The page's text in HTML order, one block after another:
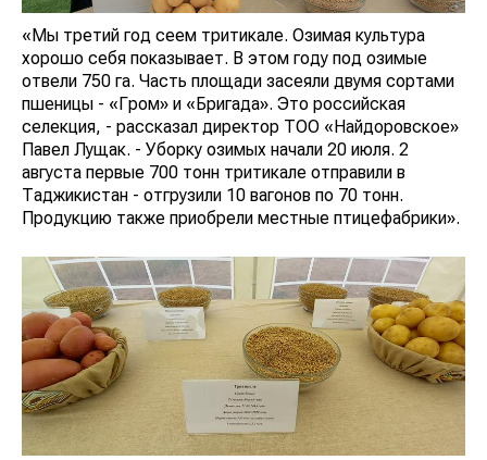
«Мы третий год сеем тритикале. Озимая культура
хорошо себя показывает. В этом году под озимые
отвели 750 га. Часть площади засеяли двумя сортами
пшеницы - «Гром» и «Бригада». Это российская
селекция, - рассказал директор ТОО «Найдоровское»
Павел Лущак. - Уборку озимых начали 20 июля. 2
августа первые 700 тонн тритикале отправили в
Таджикистан - отгрузили 10 вагонов по 70 тонн.
Продукцию также приобрели местные птицефабрики».